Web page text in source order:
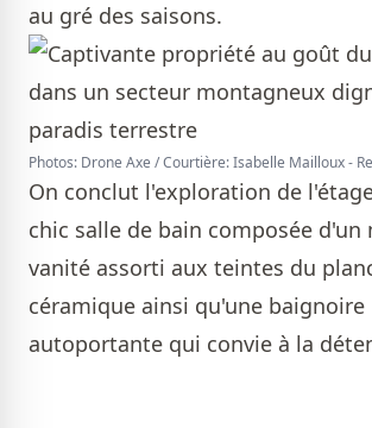
au gré des saisons.
Photos: Drone Axe / Courtière: Isabelle Mailloux -
On conclut l'exploration de
chic salle de bain composée d'un
vanité assorti aux teintes du
céramique ainsi qu'une baignoire
autoportante qui convie à la